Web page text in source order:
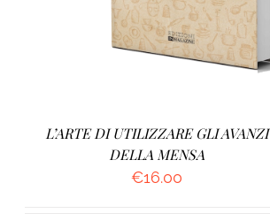
L’ARTE DI UTILIZZARE GLI AVANZI
DELLA MENSA
€16.00